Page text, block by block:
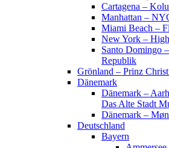
Cartagena –
Manhattan –
Miami Beach –
New York –
Santo Domingo
Republik
Grönland – Prinz
Dänemark
Dänemark –
Das Alte Stadt
Dänemark –
Deutschland
Bayern